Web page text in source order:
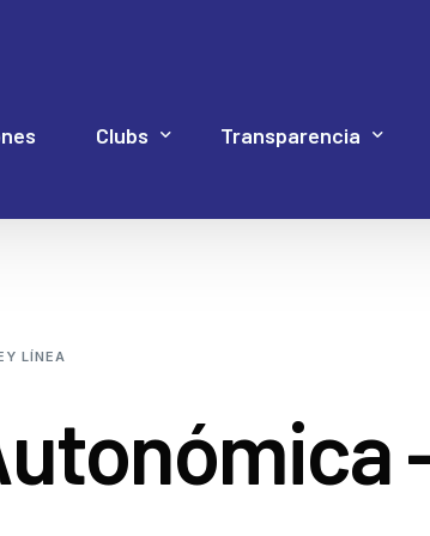
Clubs
Patinaje artístico
Transparencia
Elecciones
LÍNEA